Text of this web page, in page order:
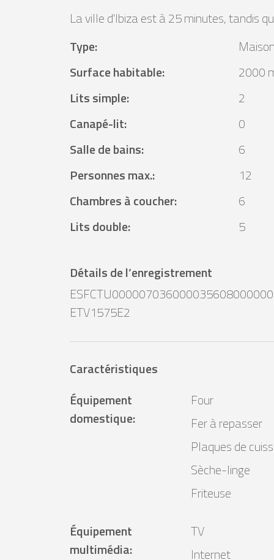
La ville d'Ibiza est à 25 minutes, tandis
Type:
Surface habitable:
2000
Lits simple:
2
Canapé-lit:
0
Salle de bains:
6
Personnes max.:
12
Chambres à coucher:
6
Lits double: 5
Détails de l’enregistrement
ETV1575E2
Caractéristiques
Équipement
domestique:
Four
Fer à repasser
Plaques de
Sèche-linge
Friteuse
Équipement
multimédia:
TV
Internet